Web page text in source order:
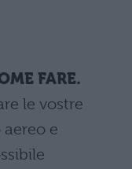
FARE.
le vostre
e